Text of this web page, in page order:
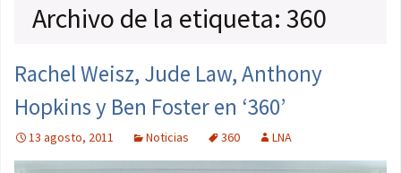
Archivo de la etiqueta: 360
Rachel Weisz, Jude Law, Anthony
Hopkins y Ben Foster en ‘360’
13 agosto, 2011 Noticias 360 LNA